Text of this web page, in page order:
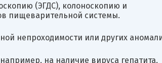
(ЭГДС), колоноскопию и
пищеварительной системы.
непроходимости или других
на наличие вируса гепатита,